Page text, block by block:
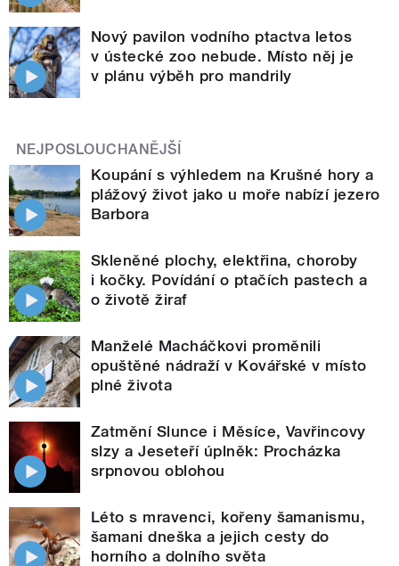
Nový pavilon vodního ptactva letos
v ústecké zoo nebude. Místo něj je
v plánu výběh pro mandrily
NEJPOSLOUCHANĚJŠÍ
Koupání s výhledem na Krušné hory a
plážový život jako u moře nabízí jezero
Barbora
Skleněné plochy, elektřina, choroby
i kočky. Povídání o ptačích pastech a
o životě žiraf
Manželé Macháčkovi proměnili
opuštěné nádraží v Kovářské v místo
plné života
Zatmění Slunce i Měsíce, Vavřincovy
slzy a Jeseteří úplněk: Procházka
srpnovou oblohou
Léto s mravenci, kořeny šamanismu,
šamani dneška a jejich cesty do
horního a dolního světa